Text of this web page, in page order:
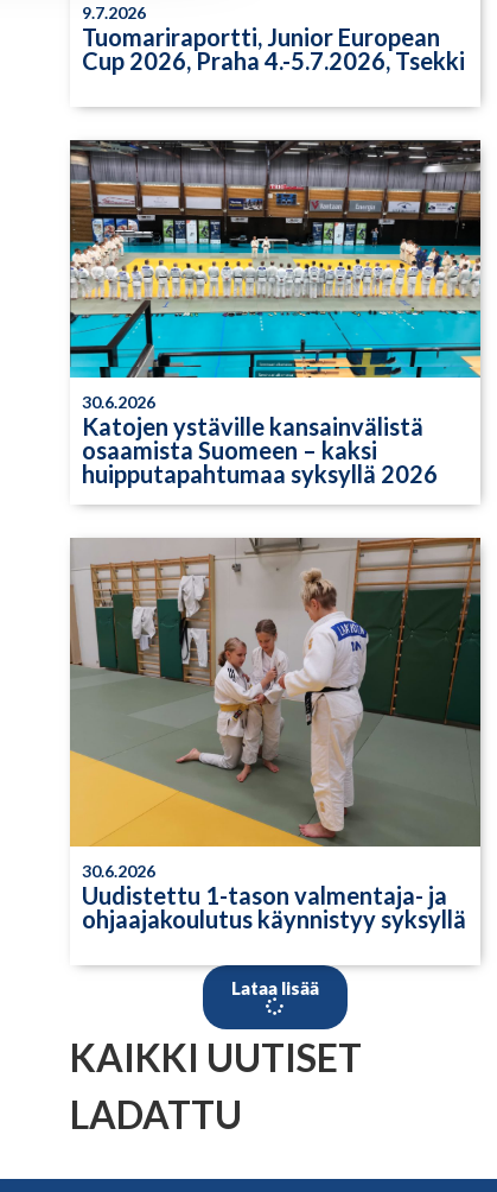
9.7.2026
Tuomariraportti, Junior European
Cup 2026, Praha 4.-5.7.2026, Tsekki
30.6.2026
Katojen ystäville kansainvälistä
osaamista Suomeen – kaksi
huipputapahtumaa syksyllä 2026
30.6.2026
Uudistettu 1-tason valmentaja- ja
ohjaajakoulutus käynnistyy syksyllä
Lataa lisää
KAIKKI UUTISET
LADATTU